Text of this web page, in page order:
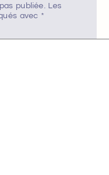
publiée. Les
avec *